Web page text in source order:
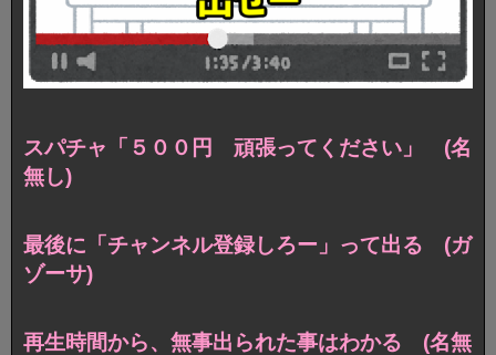
スパチャ「５００円 頑張ってください」 (名
無し)
最後に「チャンネル登録しろー」って出る (ガ
ゾーサ)
再生時間から、無事出られた事はわかる (名無